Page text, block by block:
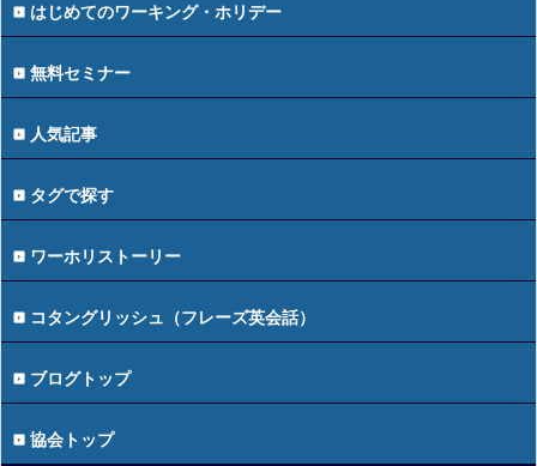
はじめてのワーキング・ホリデー
無料セミナー
人気記事
タグで探す
ワーホリストーリー
コタングリッシュ（フレーズ英会話）
ブログトップ
協会トップ